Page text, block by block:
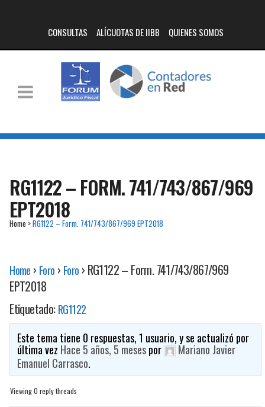
CONSULTAS ALÍCUOTAS DE IIBB QUIENES SOMOS
RG1122 – FORM. 741/743/867/969
EPT2018
Home >RG1122 – Form. 741/743/867/969 EPT2018
Home › Foro › Foro › RG1122 – Form. 741/743/867/969
EPT2018
Etiquetado:RG1122
Este tema tiene 0 respuestas, 1 usuario, y se actualizó por
última vez Hace 5 años, 5 mesespor
Mariano Javier
Emanuel Carrasco.
Viewing 0 reply threads